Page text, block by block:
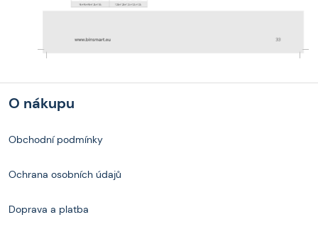
O nákupu
Obchodní podmínky
Ochrana osobních údajů
Doprava a platba